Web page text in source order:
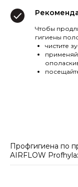
Чтобы
гигиены
чистите
Профгигиена по
AIRFLOW